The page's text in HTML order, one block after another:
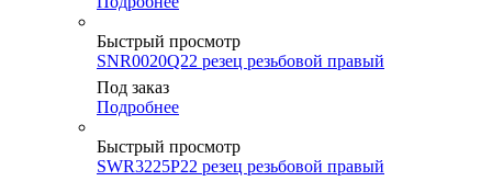
Быстрый просмотр
SNR0020Q22 резец резьбовой правый
Под заказ
Подробнее
Быстрый просмотр
SWR3225P22 резец резьбовой правый